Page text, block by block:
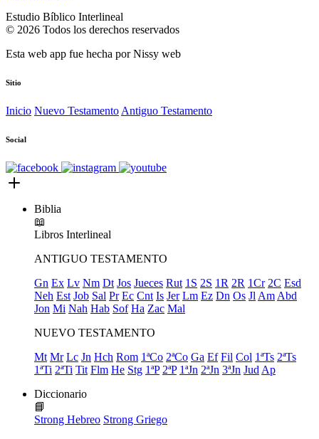
Estudio Bíblico Interlineal
© 2026 Todos los derechos reservados
Esta web app fue hecha porNissy web
Sitio
Inicio Nuevo Testamento Antiguo Testamento
Social
Biblia
📖
Libros Interlineal
ANTIGUO TESTAMENTO
Gn Ex Lv Nm Dt Jos Jueces Rut 1S 2S 1R 2R 1Cr 2C Esd
Neh Est Job Sal Pr Ec Cnt Is Jer Lm Ez Dn Os Jl Am Abd
Jon Mi Nah Hab Sof Ha Zac Mal
NUEVO TESTAMENTO
Mt Mr Lc Jn Hch Rom 1ªCo 2ªCo Ga Ef Fil Col 1ªTs 2ªTs
1ªTi 2ªTi Tit Flm He Stg 1ªP 2ªP 1ªJn 2ªJn 3ªJn Jud Ap
Diccionario
📘
Strong Hebreo Strong Griego